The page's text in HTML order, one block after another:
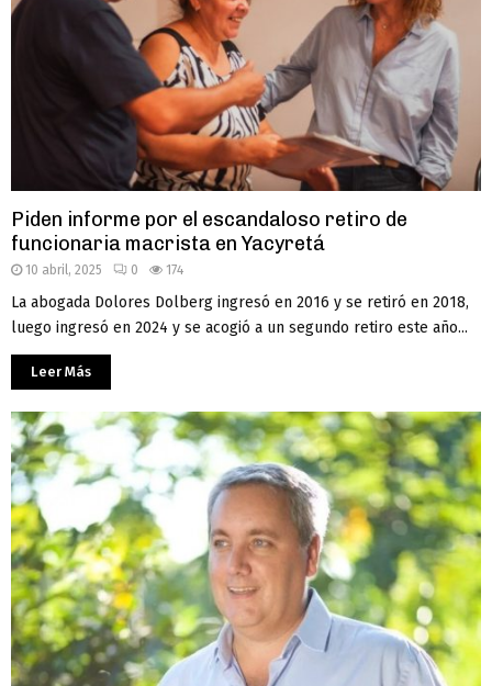
Piden informe por el escandaloso retiro de
funcionaria macrista en Yacyretá
10 abril, 2025 0 174
La abogada Dolores Dolberg ingresó en 2016 y se retiró en 2018,
luego ingresó en 2024 y se acogió a un segundo retiro este año...
Leer Más